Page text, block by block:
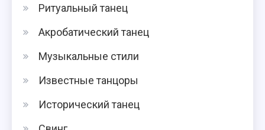
Ритуальный танец
Акробатический танец
Музыкальные стили
Известные танцоры
Исторический танец